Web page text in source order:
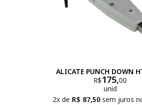
ALICATE PUNCH DOWN
R$175,00
unid
2x de R$ 87,50 sem juros